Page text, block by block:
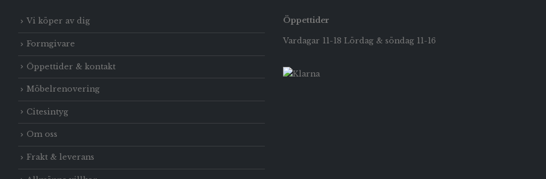
Vi köper av dig
Formgivare
Öppettider & kontakt
Möbelrenovering
Citesintyg
Om oss
Frakt & leverans
Öppettider
Vardagar 11-18 Lördag & söndag 11-16